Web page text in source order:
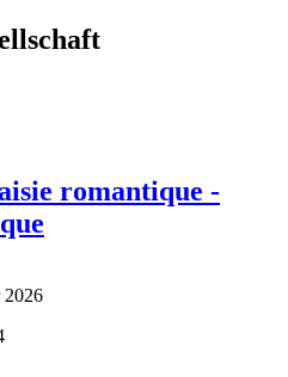
romantique -
2026